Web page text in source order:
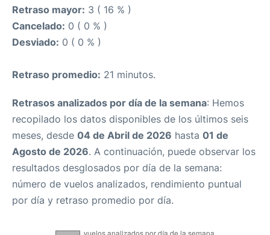
Retraso mayor: 3 ( 16 % )
Cancelado: 0 ( 0 % )
Desviado: 0 ( 0 % )
Retraso promedio: 21 minutos.
Retrasos analizados por día de la semana: Hemos
recopilado los datos disponibles de los últimos seis
meses, desde 04 de Abril de 2026 hasta 01 de
Agosto de 2026. A continuación, puede observar los
resultados desglosados por día de la semana:
número de vuelos analizados, rendimiento puntual
por día y retraso promedio por día.